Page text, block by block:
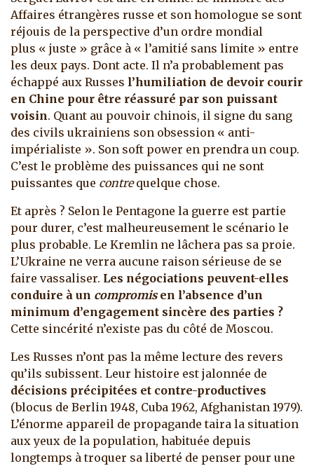
Affaires étrangères russe et son homologue se sont
réjouis de la perspective d’un ordre mondial
plus « juste » grâce à « l’amitié sans limite » entre
les deux pays. Dont acte. Il n’a probablement pas
échappé aux Russes l’humiliation de devoir courir
en Chine pour être réassuré par son puissant
voisin. Quant au pouvoir chinois, il signe du sang
des civils ukrainiens son obsession « anti-
impérialiste ». Son soft power en prendra un coup.
C’est le problème des puissances qui ne sont
puissantes que contrequelque chose.
Et après ? Selon le Pentagone la guerre est partie
pour durer, c’est malheureusement le scénario le
plus probable. Le Kremlin ne lâchera pas sa proie.
L’Ukraine ne verra aucune raison sérieuse de se
faire vassaliser. Les négociations peuvent-elles
conduire à un compromisen l’absence d’un
minimum d’engagement sincère des parties ?
Cette sincérité n’existe pas du côté de Moscou.
Les Russes n’ont pas la même lecture des revers
qu’ils subissent. Leur histoire est jalonnée de
décisions précipitées et contre-productives
(blocus de Berlin 1948, Cuba 1962, Afghanistan 1979).
L’énorme appareil de propagande taira la situation
aux yeux de la population, habituée depuis
longtemps à troquer sa liberté de penser pour une